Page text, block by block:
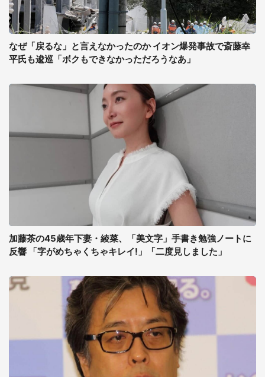
なぜ「戻るな」と言えなかったのか イオン爆発事故で斎藤幸
平氏も逡巡「ボクもできなかっただろうなあ」
加藤茶の45歳年下妻・綾菜、「美文字」手書き勉強ノートに
反響 「字がめちゃくちゃキレイ!」「二度見しました」